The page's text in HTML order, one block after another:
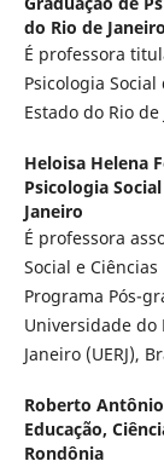
do Rio de Janeiro
É professora
Psicologia
Estado do Rio de
Heloisa Helena
Psicologia
Janeiro
É professora
Social e
Programa Pós-
Universidade do
Janeiro (UERJ),
Roberto
Educação,
Rondônia